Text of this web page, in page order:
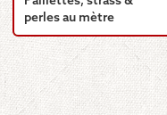
perles au mètre